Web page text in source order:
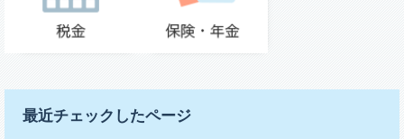
最近チェックしたページ